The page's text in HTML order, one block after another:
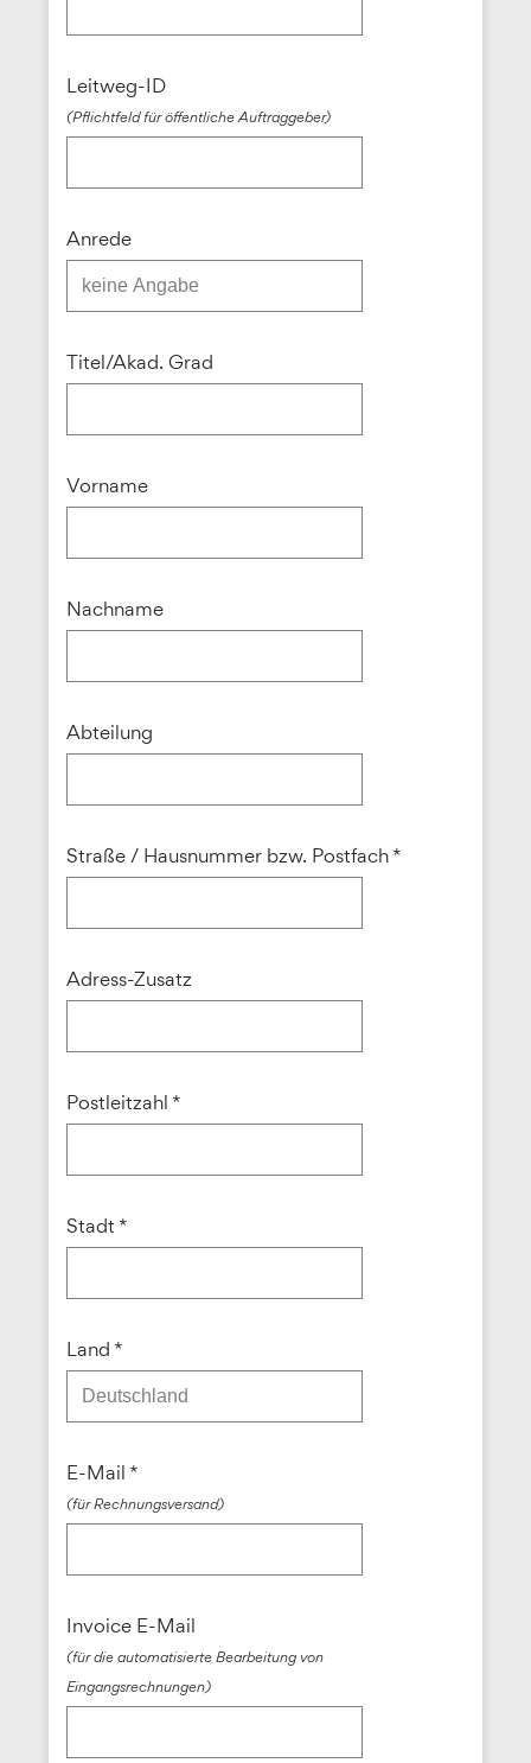
Leitweg-ID
(Pflichtfeld für öffentliche Auftraggeber)
Anrede
Titel/Akad. Grad
Vorname
Nachname
Abteilung
Straße / Hausnummer bzw. Postfach *
Adress-Zusatz
Postleitzahl *
Stadt *
Land *
E-Mail *
(für Rechnungsversand)
Invoice E-Mail
(für die automatisierte Bearbeitung von
Eingangsrechnungen)